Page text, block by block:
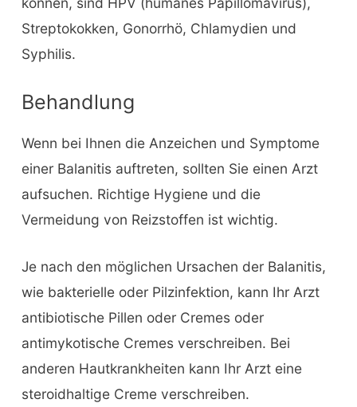
Streptokokken, Gonorrhö, Chlamydien und
Syphilis.
Behandlung
Wenn bei Ihnen die Anzeichen und Symptome
einer Balanitis auftreten, sollten Sie einen Arzt
aufsuchen. Richtige Hygiene und die
Vermeidung von Reizstoffen ist wichtig.
Je nach den möglichen Ursachen der Balanitis,
wie bakterielle oder Pilzinfektion, kann Ihr Arzt
antibiotische Pillen oder Cremes oder
antimykotische Cremes verschreiben. Bei
anderen Hautkrankheiten kann Ihr Arzt eine
steroidhaltige Creme verschreiben.